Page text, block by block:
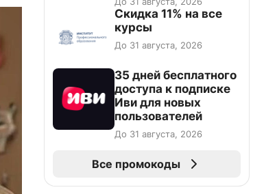
Скидка 11% на все
курсы
До 31 августа, 2026
35 дней бесплатного
доступа к подписке
Иви для новых
пользователей
До 31 августа, 2026
Все промокоды